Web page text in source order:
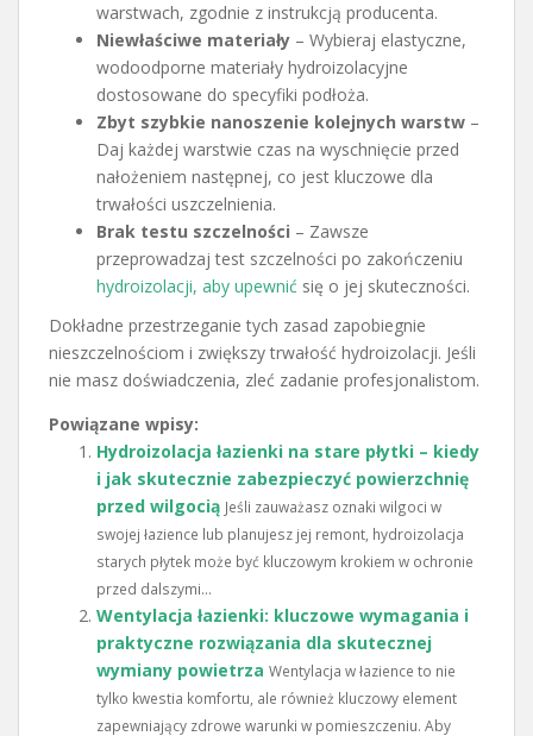
warstwach, zgodnie z instrukcją producenta.
Niewłaściwe materiały – Wybieraj elastyczne,
wodoodporne materiały hydroizolacyjne
dostosowane do specyfiki podłoża.
Zbyt szybkie nanoszenie kolejnych warstw –
Daj każdej warstwie czas na wyschnięcie przed
nałożeniem następnej, co jest kluczowe dla
trwałości uszczelnienia.
Brak testu szczelności – Zawsze
przeprowadzaj test szczelności po zakończeniu
hydroizolacji, aby upewnić się o jej skuteczności.
Dokładne przestrzeganie tych zasad zapobiegnie
nieszczelnościom i zwiększy trwałość hydroizolacji. Jeśli
nie masz doświadczenia, zleć zadanie profesjonalistom.
Powiązane wpisy:
Hydroizolacja łazienki na stare płytki – kiedy
i jak skutecznie zabezpieczyć powierzchnię
przed wilgocią Jeśli zauważasz oznaki wilgoci w
swojej łazience lub planujesz jej remont, hydroizolacja
starych płytek może być kluczowym krokiem w ochronie
przed dalszymi...
Wentylacja łazienki: kluczowe wymagania i
praktyczne rozwiązania dla skutecznej
wymiany powietrza Wentylacja w łazience to nie
tylko kwestia komfortu, ale również kluczowy element
zapewniający zdrowe warunki w pomieszczeniu. Aby